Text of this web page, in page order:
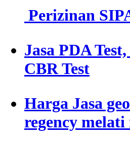
Perizinan
Jasa PDA
CBR Test
Harga Jasa
regency melati